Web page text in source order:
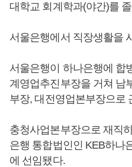
대학교 회계학과(야간)를
서울은행에서 직장생활을
서울은행이 하나은행에 합
계영업추진부장을 거쳐 남
부장, 대전영업본부장으로
충청사업본부장으로 재직
은행 통합법인인 KEB하나
에 선임됐다.